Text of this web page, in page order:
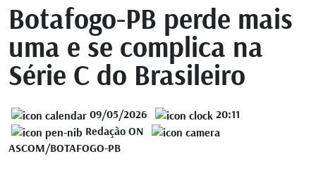
Botafogo-PB perde mais
uma e se complica na
Série C do Brasileiro
09/05/2026
20:11
Redação ON
ASCOM/BOTAFOGO-PB